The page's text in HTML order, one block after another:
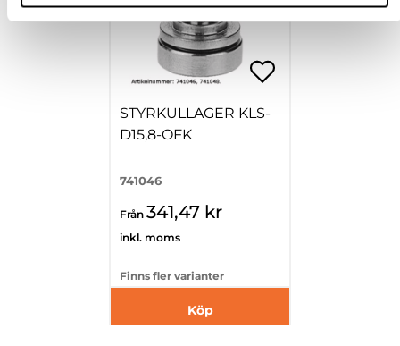
STYRKULLAGER KLS-
D15,8-OFK
741046
Från 341,47 kr
inkl. moms
Finns fler varianter
Köp